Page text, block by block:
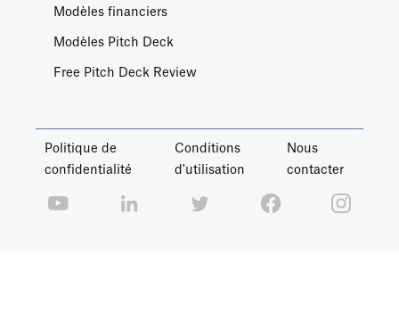
Modèles financiers
Modèles Pitch Deck
Free Pitch Deck Review
Politique de
confidentialité
Conditions
d'utilisation
Nous
contacter